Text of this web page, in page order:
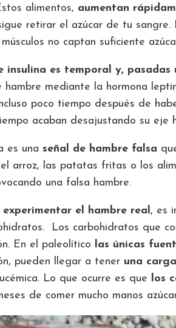
alimentos, aumentan
retirar el azúcar de tu
no captan suficiente
insulina es temporal y,
mediante la hormona
poco tiempo después de
acaban desajustando su eje
es una señal de hambre falsa
arroz, las patatas fritas o los
una falsa hambre.
experimentar el hambre real, es
Los carbohidratos que
En el paleolítico las únicas
pueden llegar a tener una
Lo que ocurre es que los
de comer mucho manos